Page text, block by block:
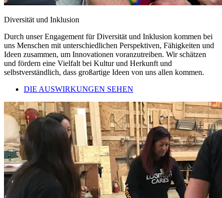
Diversität und Inklusion
Durch unser Engagement für Diversität und Inklusion kommen bei
uns Menschen mit unterschiedlichen Perspektiven, Fähigkeiten und
Ideen zusammen, um Innovationen voranzutreiben. Wir schätzen
und fördern eine Vielfalt bei Kultur und Herkunft und
selbstverständlich, dass großartige Ideen von uns allen kommen.
DIE AUSWIRKUNGEN SEHEN